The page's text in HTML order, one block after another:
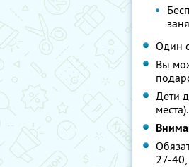
Один
Вы
Дети
места).
27-40,